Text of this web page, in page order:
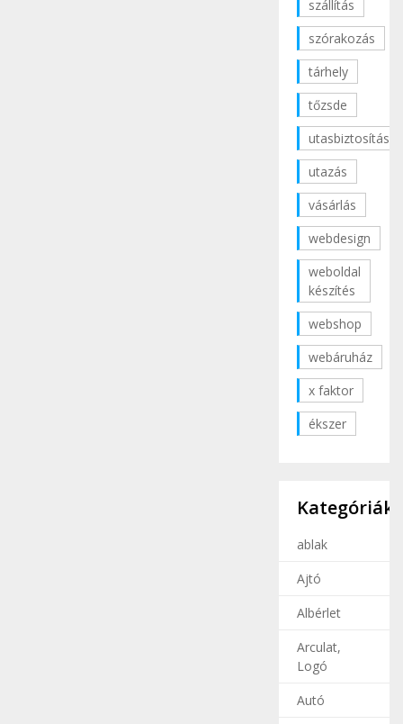
szállítás
szórakozás
tárhely
tőzsde
utasbiztosítás
utazás
vásárlás
webdesign
weboldal
készítés
webshop
webáruház
x faktor
ékszer
Kategóriák
ablak
Ajtó
Albérlet
Arculat,
Logó
Autó